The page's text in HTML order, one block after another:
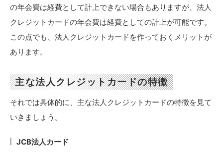
の年会費は経費として計上できない場合もありますが、法人
クレジットカードの年会費は経費としての計上が可能です。
この点でも、法人クレジットカードを作っておくメリットが
あります。
主な法人クレジットカードの特徴
それでは具体的に、主な法人クレジットカードの特徴を見て
いきましょう。
JCB法人カード